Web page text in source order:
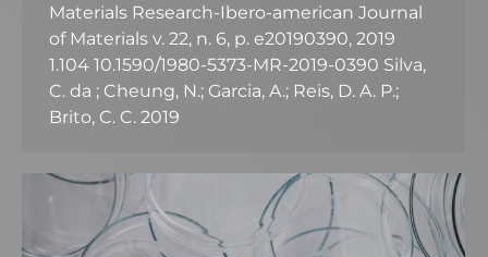
Materials Research-Ibero-american Journal
of Materials v. 22, n. 6, p. e20190390, 2019
1.104 10.1590/1980-5373-MR-2019-0390 Silva,
C. da ; Cheung, N.; Garcia, A.; Reis, D. A. P.;
Brito, C. C. 2019